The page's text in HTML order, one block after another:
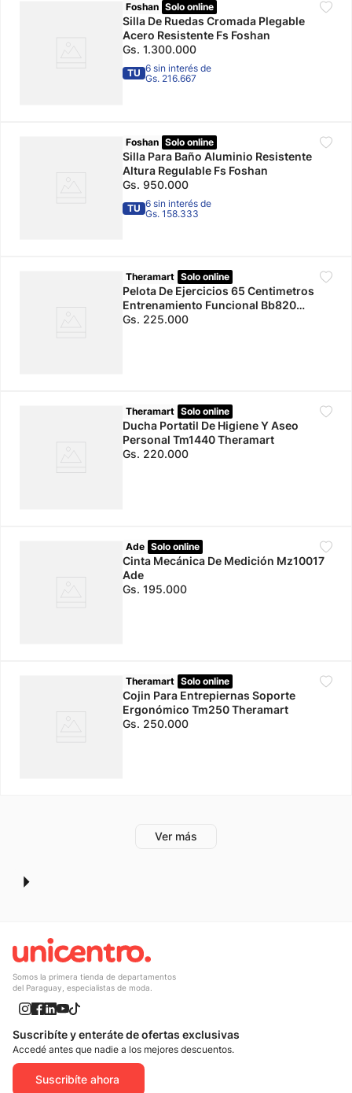
Foshan Solo online
Silla De Ruedas Cromada Plegable
Acero Resistente Fs Foshan
Gs. 1.300.000
TU 6 sin interés de
Gs. 216.667
Foshan Solo online
Silla Para Baño Aluminio Resistente
Altura Regulable Fs Foshan
Gs. 950.000
TU 6 sin interés de
Gs. 158.333
Theramart Solo online
Pelota De Ejercicios 65 Centimetros
Entrenamiento Funcional Bb820
Theramart
Gs. 225.000
Theramart Solo online
Ducha Portatil De Higiene Y Aseo
Personal Tm1440 Theramart
Gs. 220.000
Ade Solo online
Cinta Mecánica De Medición Mz10017
Ade
Gs. 195.000
Theramart Solo online
Cojin Para Entrepiernas Soporte
Ergonómico Tm250 Theramart
Gs. 250.000
Somos la primera tienda de departamentos
del Paraguay, especialistas de moda.
Suscribíte y enteráte de ofertas exclusivas
Accedé antes que nadie a los mejores descuentos.
Suscribíte ahora